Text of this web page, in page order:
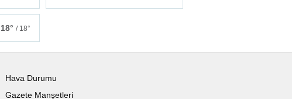
18° / 18°
Hava Durumu
Gazete Manşetleri